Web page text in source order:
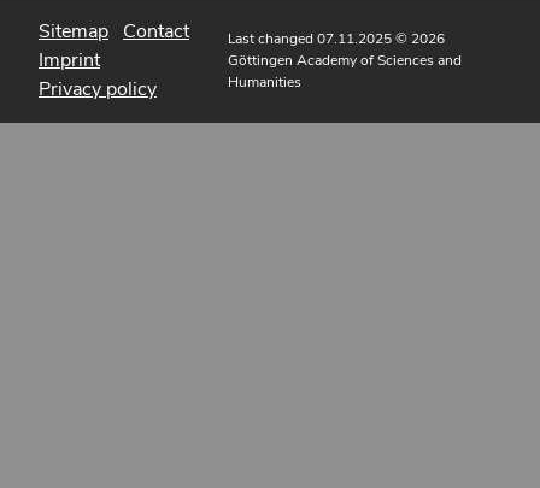
Sitemap Contact
Imprint
Privacy policy
Last changed 07.11.2025© 2026
Göttingen Academy of Sciences and
Humanities